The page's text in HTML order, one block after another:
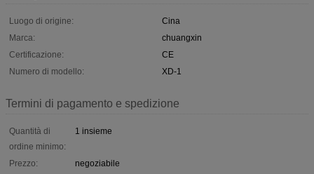
Luogo di origine:
Cina
Marca:
chuangxin
Certificazione:
CE
Numero di modello:
XD-1
Termini di pagamento e spedizione
Quantità di
ordine minimo:
1 insieme
Prezzo:
negoziabile